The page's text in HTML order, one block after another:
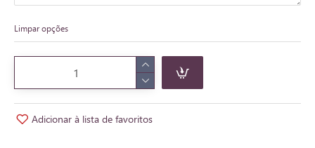
Limpar opções
Adicionar à lista de favoritos